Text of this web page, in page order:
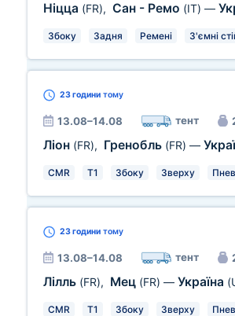
Ніцца (FR), Сан - Ремо (IT) —
Збоку Задня Ремені З'ємні
23 години тому
13.08–14.08 тент
Ліон (FR), Гренобль (FR) —
CMR T1 Збоку Зверху
23 години тому
13.08–14.08 тент
Лілль (FR), Мец (FR) — Україна
CMR T1 Збоку Зверху